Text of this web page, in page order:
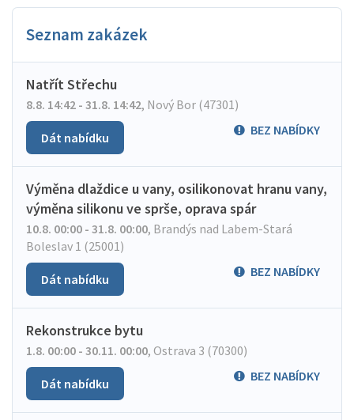
Seznam zakázek
Natřít Střechu
8.8. 14:42 - 31.8. 14:42, Nový Bor (47301)
BEZ NABÍDKY
Dát nabídku
Výměna dlaždice u vany, osilikonovat hranu vany,
výměna silikonu ve sprše, oprava spár
10.8. 00:00 - 31.8. 00:00, Brandýs nad Labem-Stará
Boleslav 1 (25001)
BEZ NABÍDKY
Dát nabídku
Rekonstrukce bytu
1.8. 00:00 - 30.11. 00:00, Ostrava 3 (70300)
BEZ NABÍDKY
Dát nabídku